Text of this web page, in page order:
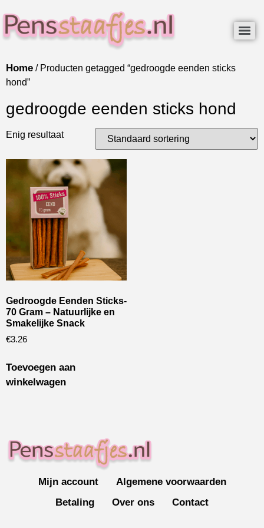
Home / Producten getagged “gedroogde eenden sticks
hond”
gedroogde eenden sticks hond
Enig resultaat
Gedroogde Eenden Sticks-
70 Gram – Natuurlijke en
Smakelijke Snack
€3.26
Toevoegen aan
winkelwagen
Mijn account
Algemene voorwaarden
Betaling
Over ons Contact